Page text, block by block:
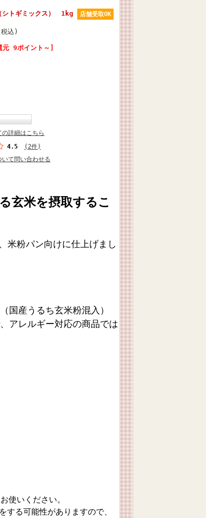
シトギミックス） 1kg 店舗受取OK
込)
元 9ポイント～]
詳細はこちら
4.5
(2件)
いて問い合わせる
玄米を摂取するこ
米粉パン向けに仕上げまし
国産うるち玄米粉混入）
アレルギー対応の商品では
使いください。
る可能性がありますので、